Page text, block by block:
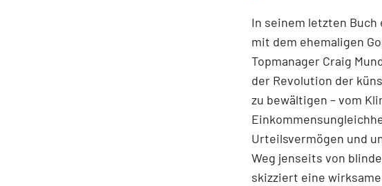
In seinem letzten
mit dem ehemaligen
Topmanager Craig
der Revolution der
zu bewältigen – vom
Urteilsvermögen und
Weg jenseits von
skizziert eine